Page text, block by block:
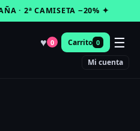
· 2ª CAMISETA −20% ✦
♥ 0 Carrito 0 ☰
Mi cuenta